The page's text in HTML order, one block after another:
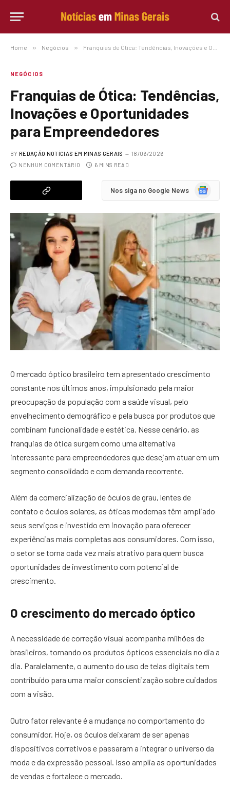
Home » Negócios » Franquias de Ótica: Tendências, Inovações e Oportunidades para Empreendedores
NEGÓCIOS
Franquias de Ótica: Tendências,
Inovações e Oportunidades
para Empreendedores
BY REDAÇÃO NOTÍCIAS EM MINAS GERAIS
18/06/2026
NENHUM COMENTÁRIO
6 MINS READ
Nos siga no Google News
Google
O mercado óptico brasileiro tem apresentado crescimento
constante nos últimos anos, impulsionado pela maior
preocupação da população com a saúde visual, pelo
envelhecimento demográfico e pela busca por produtos que
combinam funcionalidade e estética. Nesse cenário, as
franquias de ótica surgem como uma alternativa
interessante para empreendedores que desejam atuar em um
segmento consolidado e com demanda recorrente.
Além da comercialização de óculos de grau, lentes de
contato e óculos solares, as óticas modernas têm ampliado
seus serviços e investido em inovação para oferecer
experiências mais completas aos consumidores. Com isso,
o setor se torna cada vez mais atrativo para quem busca
oportunidades de investimento com potencial de
crescimento.
O crescimento do mercado óptico
A necessidade de correção visual acompanha milhões de
brasileiros, tornando os produtos ópticos essenciais no dia a
dia. Paralelamente, o aumento do uso de telas digitais tem
contribuído para uma maior conscientização sobre cuidados
com a visão.
Outro fator relevante é a mudança no comportamento do
consumidor. Hoje, os óculos deixaram de ser apenas
dispositivos corretivos e passaram a integrar o universo da
moda e da expressão pessoal. Isso amplia as oportunidades
de vendas e fortalece o mercado.